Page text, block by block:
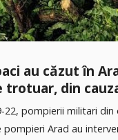
au căzut în
trotuar, din
22, pompierii militari din
Arad au